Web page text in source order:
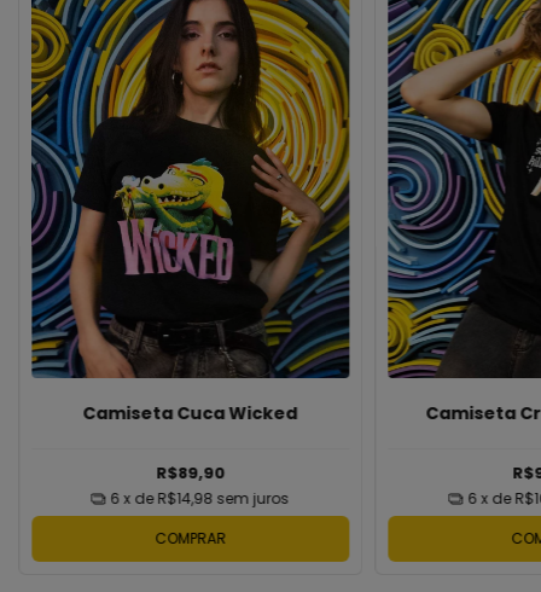
Camiseta Cuca Wicked
R$89,90
6 x deR$14,98 sem juros
COMPRAR
Camiseta
6x de